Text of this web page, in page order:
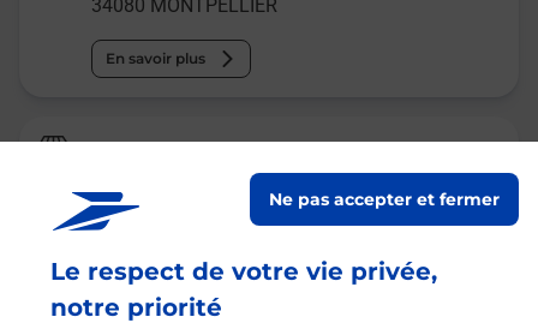
Le respect de votre vie privée,
notre priorité
Ne pas accepter et fermer
34080 MONTPELLIER
En savoir plus
Relais Pickup
ONE PIECE AUTO NL
jusqu'à 13h00
18 AVENUE DES GARRATS
34080 MONTPELLIER